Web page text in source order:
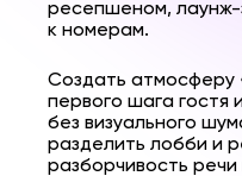
ресепшеном,
к номерам.
Создать атмосферу
первого шага гостя
без визуального
разделить лобби и
разборчивость